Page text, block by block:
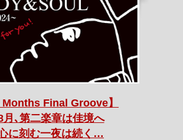
Months Final Groove】
月､第二楽章は佳境へ
に刻む一夜は続く…